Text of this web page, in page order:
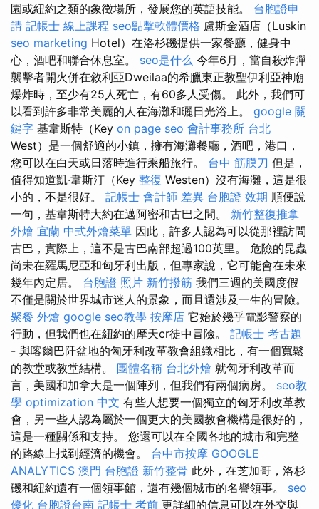
園或紐約之類的象徵場所，發展您的英語技能。 台胞證申
請 記帳士 線上課程 seo點擊軟體價格 盧斯金酒店（Luskin
seo marketing Hotel）在洛杉磯提供一家餐廳，健身中
心，酒吧和聯合休息室。 seo是什么 今年6月，當自殺炸彈
襲擊者開火併在敘利亞Dweilaa的希臘東正教聖伊利亞神廟
爆炸時，至少有25人死亡，有60多人受傷。 此外，我們可
以看到許多非常美麗的人在海灘和曬日光浴上。 google 關
鍵字 基韋斯特（Key on page seo 會計事務所 台北
West）是一個舒適的小鎮，擁有海灘餐廳，酒吧，港口，
您可以在白天或日落時進行乘船旅行。 台中 筋膜刀 但是，
值得知道凱·韋斯汀（Key 整復 Westen）沒有海灘，這是很
小的，不是很好。 記帳士 會計師 差異 台胞證 效期 順便說
一句，基韋斯特大約在邁阿密和古巴之間。 新竹整復推拿
外燴 宜蘭 中式外燴菜單 因此，許多人認為可以從那裡訪問
古巴，實際上，這不是古巴南部超過100英里。 危險的昆蟲
尚未在羅馬尼亞和匈牙利出版，但專家說，它可能會在未來
幾年內定居。 台胞證 照片 新竹撥筋 我們三週的美國度假
不僅是關於世界城市迷人的景象，而且還涉及一生的冒險。
聚餐 外燴 google seo教學 按摩店 它始於幾乎電影警察的
行動，但我們也在紐約的摩天cr徒中冒險。 記帳士 考古題
- 與喀爾巴阡盆地的匈牙利改革教會組織相比，有一個寬鬆
的教堂或教堂結構。 團體名稱 台北外燴 就匈牙利改革而
言，美國和加拿大是一個陣列，但我們有兩個病房。 seo教
學 optimization 中文 有些人想要一個獨立的匈牙利改革教
會，另一些人認為屬於一個更大的美國教會機構是很好的，
這是一種關係和支持。 您還可以在全國各地的城市和完整
的路線上找到經濟的機會。 台中市按摩 GOOGLE
ANALYTICS 澳門 台胞證 新竹整骨 此外，在芝加哥，洛杉
磯和紐約還有一個領事館，還有幾個城市的名譽領事。 seo
優化 台胞證台南 記帳士 考前 更詳細的信息可以在外交與